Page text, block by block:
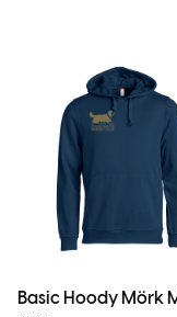
Basic Hoody Mörk